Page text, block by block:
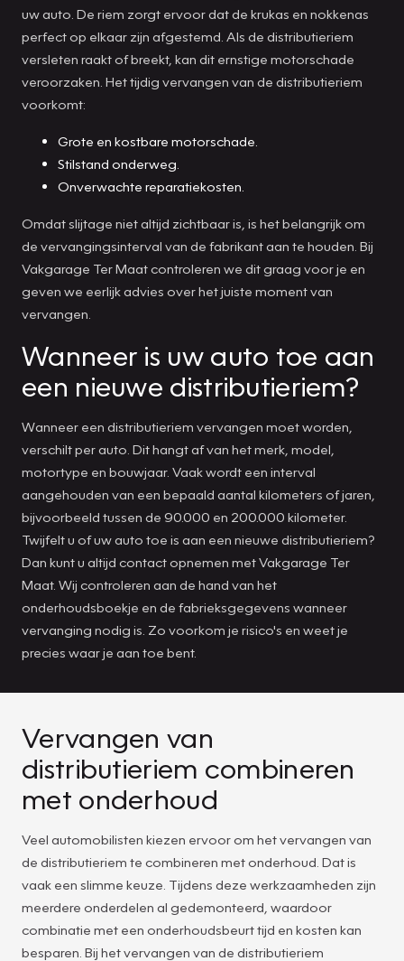
uw auto. De riem zorgt ervoor dat de krukas en nokkenas
perfect op elkaar zijn afgestemd. Als de distributieriem
versleten raakt of breekt, kan dit ernstige motorschade
veroorzaken. Het tijdig vervangen van de distributieriem
voorkomt:
Grote en kostbare motorschade.
Stilstand onderweg.
Onverwachte reparatiekosten.
Omdat slijtage niet altijd zichtbaar is, is het belangrijk om
de vervangingsinterval van de fabrikant aan te houden. Bij
Vakgarage Ter Maat controleren we dit graag voor je en
geven we eerlijk advies over het juiste moment van
vervangen.
Wanneer is uw auto toe aan
een nieuwe distributieriem?
Wanneer een distributieriem vervangen moet worden,
verschilt per auto. Dit hangt af van het merk, model,
motortype en bouwjaar. Vaak wordt een interval
aangehouden van een bepaald aantal kilometers of jaren,
bijvoorbeeld tussen de 90.000 en 200.000 kilometer.
Twijfelt u of uw auto toe is aan een nieuwe distributieriem?
Dan kunt u altijd contact opnemen met Vakgarage Ter
Maat. Wij controleren aan de hand van het
onderhoudsboekje en de fabrieksgegevens wanneer
vervanging nodig is. Zo voorkom je risico's en weet je
precies waar je aan toe bent.
Vervangen van
distributieriem combineren
met onderhoud
Veel automobilisten kiezen ervoor om het vervangen van
de distributieriem te combineren met onderhoud. Dat is
vaak een slimme keuze. Tijdens deze werkzaamheden zijn
meerdere onderdelen al gedemonteerd, waardoor
combinatie met een onderhoudsbeurt tijd en kosten kan
besparen. Bij het vervangen van de distributieriem